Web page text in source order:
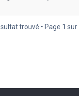
trouvé • Page 1 sur